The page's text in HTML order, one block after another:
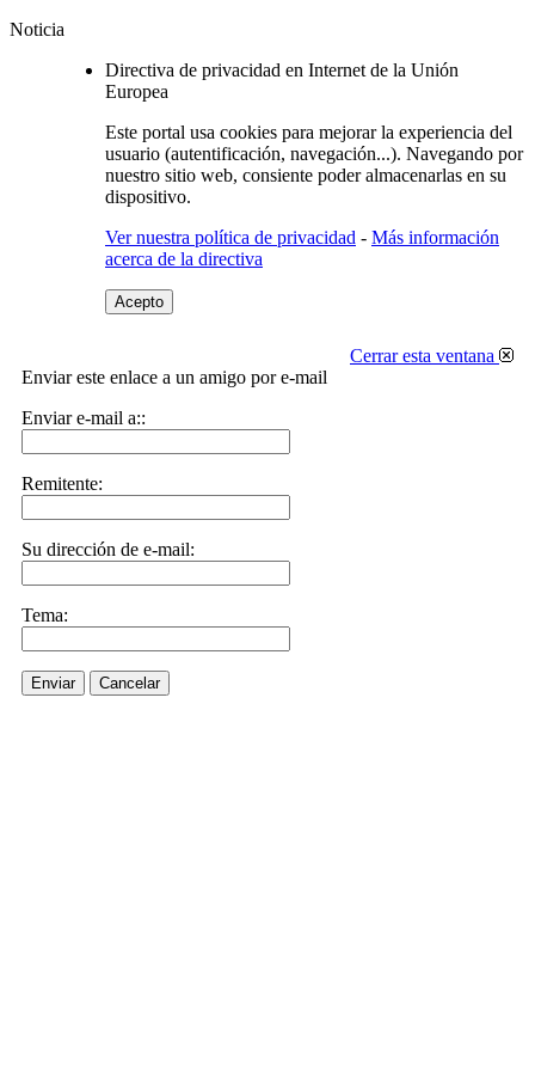
Noticia
Directiva de privacidad en Internet de la Unión
Europea
Este portal usa cookies para mejorar la experiencia del
usuario (autentificación, navegación...). Navegando por
nuestro sitio web, consiente poder almacenarlas en su
dispositivo.
Ver nuestra política de privacidad - Más información
acerca de la directiva
Acepto
Cerrar esta ventana
Enviar este enlace a un amigo por e-mail
Enviar e-mail a::
Remitente:
Su dirección de e-mail:
Tema:
Enviar Cancelar